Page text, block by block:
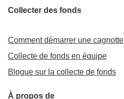
Collecter des fonds
Comment démarrer une cagnotte
Collecte de fonds en équipe
Blogue sur la collecte de fonds
À propos de